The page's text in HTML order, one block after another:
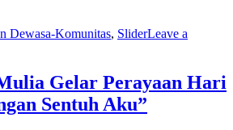
Dewasa-Komunitas, SliderLeave a
Gelar Perayaan Hari
Sentuh Aku”